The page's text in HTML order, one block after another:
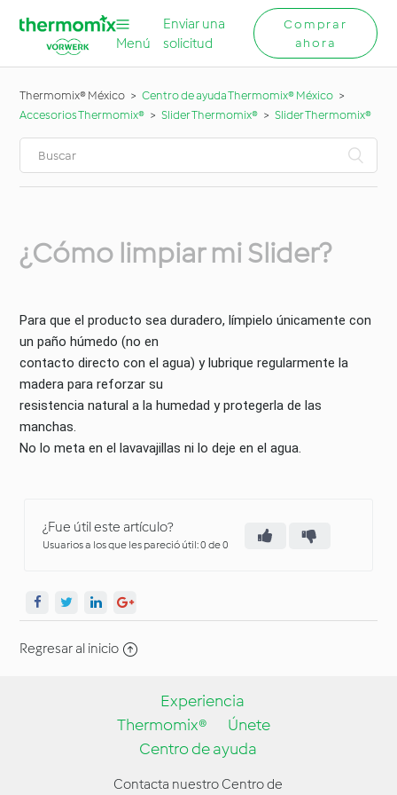
Menú
Enviar una
solicitud
Comprar
ahora
Thermomix® México
Centro de ayuda Thermomix® México
Accesorios Thermomix®
Slider Thermomix® Slider Thermomix®
¿Cómo limpiar mi Slider?
Para que el producto sea duradero, límpielo únicamente con
un paño húmedo (no en
contacto directo con el agua) y lubrique regularmente la
madera para reforzar su
resistencia natural a la humedad y protegerla de las
manchas.
No lo meta en el lavavajillas ni lo deje en el agua.
¿Fue útil este artículo?
Usuarios a los que les pareció útil: 0 de 0
Regresar al inicio
Experiencia
Thermomix®
Únete
Centro de ayuda
Contacta nuestro Centro de